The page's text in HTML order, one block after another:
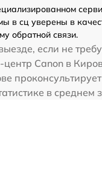
сц уверены в
обратной связи.
если не
Canon в
в